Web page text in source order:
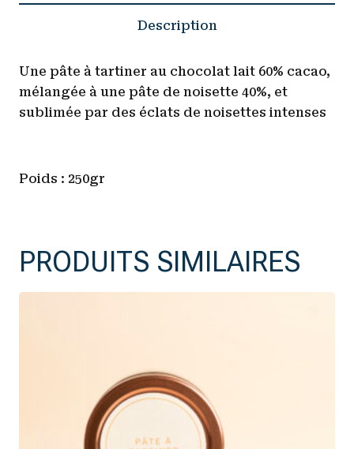
Description
Une pâte à tartiner au chocolat lait 60% cacao,
mélangée à une pâte de noisette 40%, et
sublimée par des éclats de noisettes intenses
Poids : 250gr
PRODUITS SIMILAIRES